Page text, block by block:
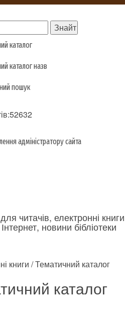
каталог
каталог назв
пошук
адміністратору сайта
читачів, електронні
новини бібліотеки
книги / Тематичний каталог
каталог